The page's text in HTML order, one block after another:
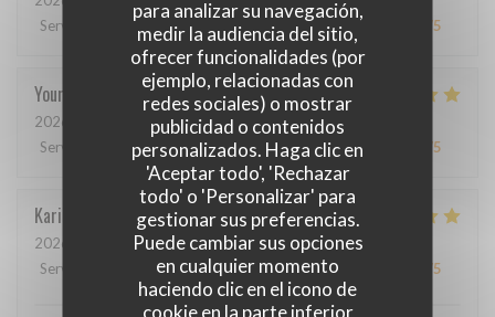
para analizar su navegación,
medir la audiencia del sitio,
ofrecer funcionalidades (por
ejemplo, relacionadas con
redes sociales) o mostrar
publicidad o contenidos
personalizados. Haga clic en
'Aceptar todo', 'Rechazar
todo' o 'Personalizar' para
gestionar sus preferencias.
Puede cambiar sus opciones
en cualquier momento
haciendo clic en el icono de
cookie en la parte inferior
Servicio
Ambiente Menú : /5 Calidad / Precio /5
Youri
2026-04-22
- 12:00 - Invitados 2
Servicio
Ambiente: 4/5 Menú: 5/5 Calidad / Precio /5
Karin
2026-05-01
- 19:15 - Invitados 3
Servicio
Ambiente: 4 /5 Menú: 5/5 Calidad / Precio /5